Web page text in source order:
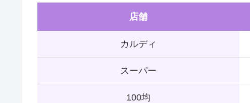
店舗
カルディ
スーパー
100均